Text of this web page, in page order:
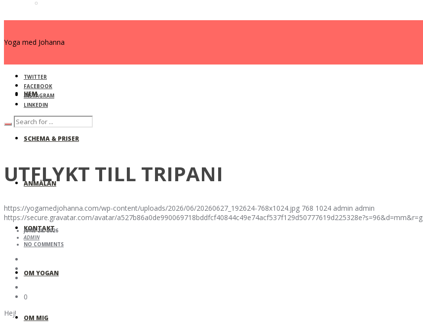
Yoga med Johanna
HEM
SCHEMA & PRISER
ANMÄLAN
KONTAKT
OM YOGAN
OM MIG
TWITTER
FACEBOOK
INSTAGRAM
LINKEDIN
UTFLYKT TILL TRIPANI
https://yogamedjohanna.com/wp-content/uploads/2026/06/20260627_192624-768x1024.jpg 768 1024 admin admin
https://secure.gravatar.com/avatar/a527b86a0de990069718bddfcf40844c49e74acf537f129d50777619d225328e?s=96&d=mm&r=g
JUNE 28, 2026
ADMIN
NO COMMENTS
0
Hej!